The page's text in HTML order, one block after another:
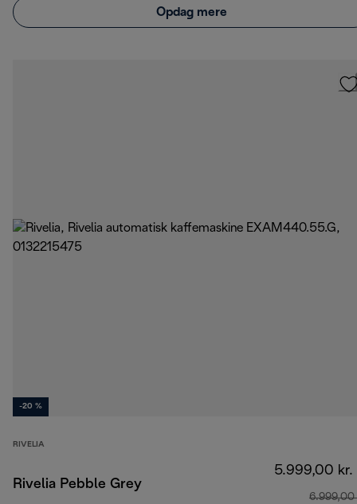
Opdag mere
-20 %
RIVELIA
Rivelia Pebble Grey
5.999,00 kr.
6.999,00